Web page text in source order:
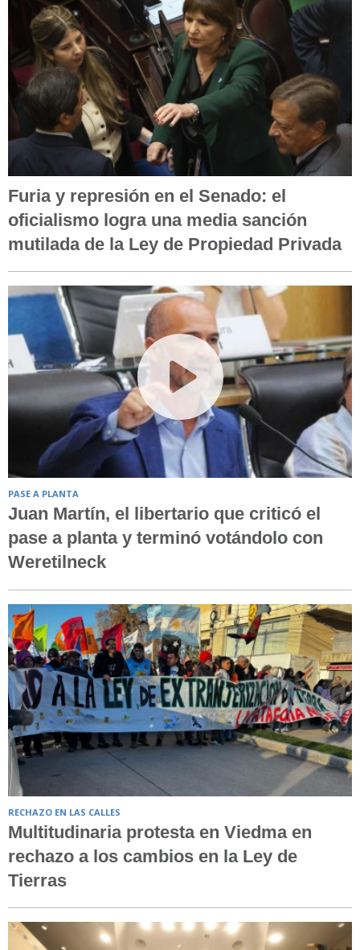
Furia y represión en el Senado: el
oficialismo logra una media sanción
mutilada de la Ley de Propiedad Privada
PASE A PLANTA
Juan Martín, el libertario que criticó el
pase a planta y terminó votándolo con
Weretilneck
RECHAZO EN LAS CALLES
Multitudinaria protesta en Viedma en
rechazo a los cambios en la Ley de
Tierras